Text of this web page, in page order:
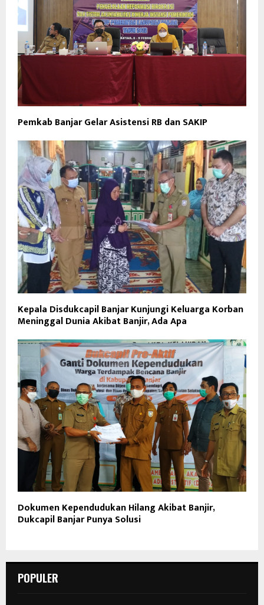
Pemkab Banjar Gelar Asistensi RB dan SAKIP
Kepala Disdukcapil Banjar Kunjungi Keluarga Korban
Meninggal Dunia Akibat Banjir, Ada Apa
Dokumen Kependudukan Hilang Akibat Banjir,
Dukcapil Banjar Punya Solusi
POPULER